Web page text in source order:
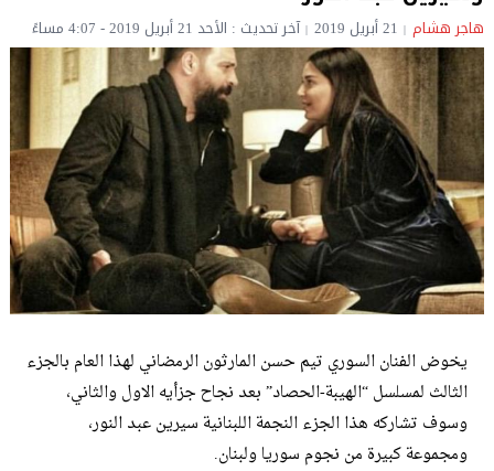
هاجر هشام 21 أبريل 2019 آخر تحديث : الأحد 21 أبريل 2019 - 4:07 مساءً
يخوض الفنان السوري تيم حسن المارثون الرمضاني لهذا العام بالجزء
الثالث لمسلسل “الهيبة-الحصاد” بعد نجاح جزأيه الاول والثاني،
وسوف تشاركه هذا الجزء النجمة اللبنانية سيرين عبد النور،
ومجموعة كبيرة من نجوم سوريا ولبنان.